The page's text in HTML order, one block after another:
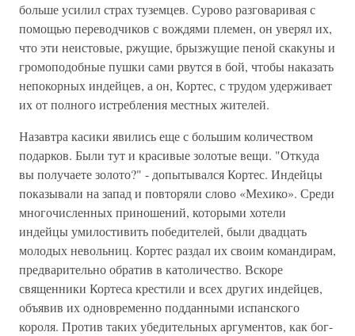
больше усилил страх туземцев. Сурово разговаривая с
помощью переводчиков с вождями племен, он уверял их,
что эти неистовые, ржущие, брызжущие пеной скакуны и
громоподобные пушки сами рвутся в бой, чтобы наказать
непокорных индейцев, а он, Кортес, с трудом удерживает
их от полного истребления местных жителей.
Назавтра касики явились еще с большим количеством
подарков. Были тут и красивые золотые вещи. "Откуда
вы получаете золото?" - допытывался Кортес. Индейцы
показывали на запад и повторяли слово «Мехико». Среди
многочисленных приношений, которыми хотели
индейцы умилостивить победителей, были двадцать
молодых невольниц. Кортес раздал их своим командирам,
предварительно обратив в католичество. Вскоре
священники Кортеса крестили и всех других индейцев,
объявив их одновременно подданными испанского
короля. Против таких убедительных аргументов, как бог-